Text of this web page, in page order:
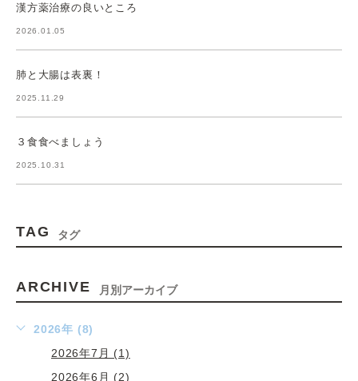
漢方薬治療の良いところ
2026.01.05
肺と大腸は表裏！
2025.11.29
３食食べましょう
2025.10.31
TAG タグ
ARCHIVE 月別アーカイブ
2026年 (8)
2026年7月 (1)
2026年6月 (2)